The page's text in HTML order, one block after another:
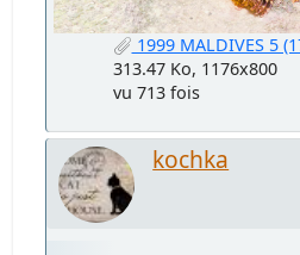
1999 MALDIVES 5
313.47 Ko, 1176x800
vu 713 fois
kochka